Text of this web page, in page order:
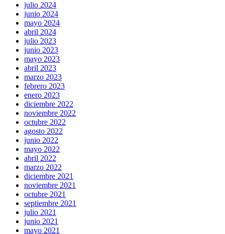
julio 2024
junio 2024
mayo 2024
abril 2024
julio 2023
junio 2023
mayo 2023
abril 2023
marzo 2023
febrero 2023
enero 2023
diciembre 2022
noviembre 2022
octubre 2022
agosto 2022
junio 2022
mayo 2022
abril 2022
marzo 2022
diciembre 2021
noviembre 2021
octubre 2021
septiembre 2021
julio 2021
junio 2021
mayo 2021